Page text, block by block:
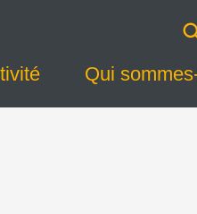
Qui